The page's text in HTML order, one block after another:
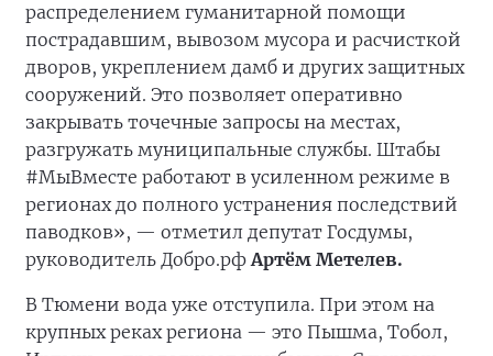
распределением гуманитарной помощи
пострадавшим, вывозом мусора и расчисткой
дворов, укреплением дамб и других защитных
сооружений. Это позволяет оперативно
закрывать точечные запросы на местах,
разгружать муниципальные службы. Штабы
#МыВместе работают в усиленном режиме в
регионах до полного устранения последствий
паводков», — отметил депутат Госдумы,
руководитель Добро.рфАртём Метелев.
В Тюмени вода уже отступила. При этом на
крупных реках региона — это Пышма, Тобол,